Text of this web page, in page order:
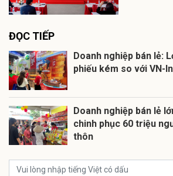
ĐỌC TIẾP
Doanh nghiệp bán lẻ:
phiếu kém so với VN-
Doanh nghiệp bán lẻ
chinh phục 60 triệu
thôn